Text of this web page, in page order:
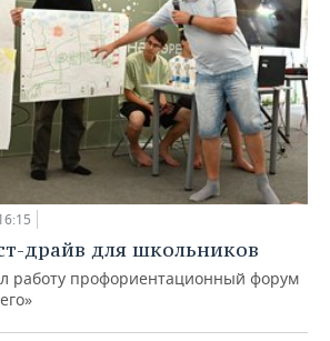
драйв для школьников
работу профориентационный форум